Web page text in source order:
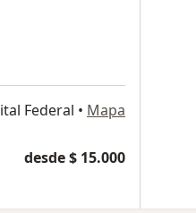
Federal • Mapa
desde $ 15.000